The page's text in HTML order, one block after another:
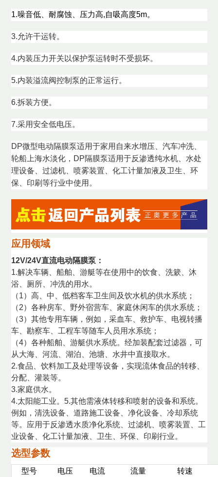
1.噪音低、耐腐蚀、压力高,自吸高度5m。
3.允许干运转。
4.内装压力开关以保护泵运转时不受损坏。
5.内装溢流阀控制泵的正常运行。
6.拆装方便。
7.采用安全低电压。
DP微型电动隔膜泵适用于家用自来水增压、汽车冲洗、
轮船上海水淡化，DP隔膜泵适用于反渗透纯水机、水处
理设备、过滤机、喷雾装置、化工计量加液及卫生、环
保、印刷等行业中使用。
应用领域
12V/24V直流电动隔膜泵：
1.解决车辆、船舶、游艇等在使用中的饮食、洗簌、沐
浴、厕所、冲洗的用水。
（1）高、中、低档客车卫生间及饮水机的供水系统；
（2）各种房车、野外宿营车、家庭休闲车的供水系统；
（3）其他专用车辆，例如，采血车、救护车、电视转播
车、勘察车、工程车等随车人员用水系统；
（4）各种船舶、游艇供水系统。经加装配套过滤器，可
从大海、河流、湖泊、池塘、水井中直接取水。
2.食品、饮料加工及处理等设备，实现流体食品的转移、
分配、灌装等。
3.家庭供水。
4.太阳能工业。5.其他需液体转移和喷射的设备和系统。
例如，清洗设备、道路施工设备、净化设备、冷却系统
等。应用于反渗透水质净化系统、过滤机、喷雾装置、工
业设备、化工计量加液、卫生、环保、印刷行业。
选型参数
型号
电压
电流
流量
转速